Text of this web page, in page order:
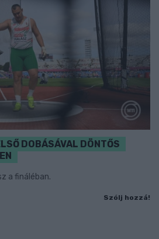
DOBÁSÁVAL DÖNTŐS
a fináléban.
Szólj hozzá!